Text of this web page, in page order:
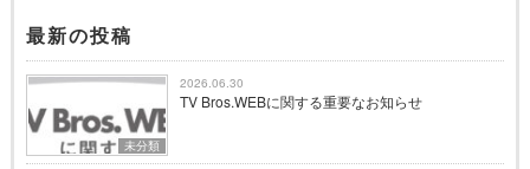
最新の投稿
未分類
2026.06.30
TV Bros.WEBに関する重要なお知らせ